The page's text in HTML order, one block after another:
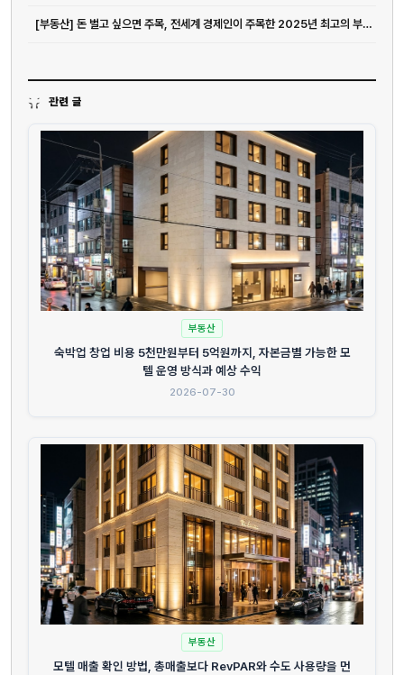
[부동산] 돈 벌고 싶으면 주목, 전세계 경제인이 주목한 2025년 최고의 부업 7가지
관련 글
부동산
숙박업 창업 비용 5천만원부터 5억원까지, 자본금별 가능한 모
텔 운영 방식과 예상 수익
2026-07-30
부동산
모텔 매출 확인 방법, 총매출보다 RevPAR와 수도 사용량을 먼